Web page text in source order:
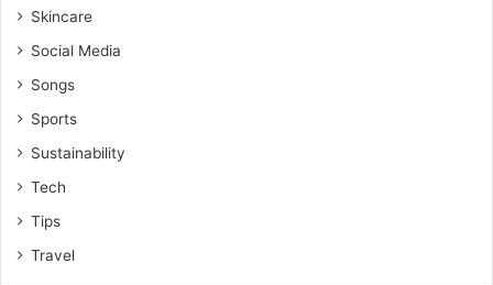
Skincare
Social Media
Songs
Sports
Sustainability
Tech
Tips
Travel